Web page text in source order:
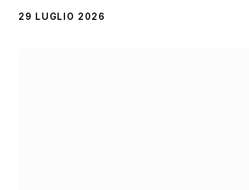
29 LUGLIO 2026